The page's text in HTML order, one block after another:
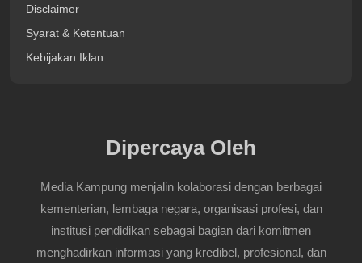
Disclaimer
Syarat & Ketentuan
Kebijakan Iklan
Dipercaya Oleh
Media Kampung menjalin kolaborasi dengan berbagai
kementerian, lembaga negara, organisasi profesi, dan
institusi pendidikan sebagai bagian dari komitmen
menghadirkan informasi yang kredibel, profesional, dan